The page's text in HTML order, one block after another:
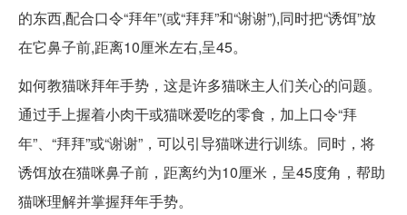
的东西,配合口令“拜年”(或“拜拜”和“谢谢”),同时把“诱饵”放
在它鼻子前,距离10厘米左右,呈45。
如何教猫咪拜年手势，这是许多猫咪主人们关心的问题。
通过手上握着小肉干或猫咪爱吃的零食，加上口令“拜
年”、“拜拜”或“谢谢”，可以引导猫咪进行训练。同时，将
诱饵放在猫咪鼻子前，距离约为10厘米，呈45度角，帮助
猫咪理解并掌握拜年手势。